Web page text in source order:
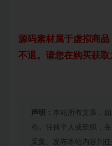
源码素材属于虚拟商
不退。请您在购买获
声明： 本站所有文章，
布。任何个人或组织，
采集、发布本站内容到